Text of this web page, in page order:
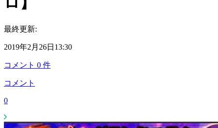
最終更新:
2019年2月26日13:30
コメント 0 件
コメント
0